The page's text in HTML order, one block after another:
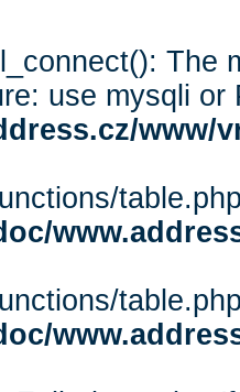
The
use mysqli or
www/